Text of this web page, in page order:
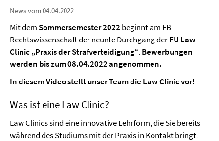
News vom 04.04.2022
Mit dem Sommersemester 2022 beginnt am FB
Rechtswissenschaft der neunte Durchgang derFU Law
Clinic „Praxis der Strafverteidigung“. Bewerbungen
werden bis zum 08.04.2022 angenommen.
In diesemVideostellt unser Team die Law Clinic vor!
Was ist eine Law Clinic?
Law Clinics sind eine innovative Lehrform, die Sie bereits
während des Studiums mit der Praxis in Kontakt bringt.